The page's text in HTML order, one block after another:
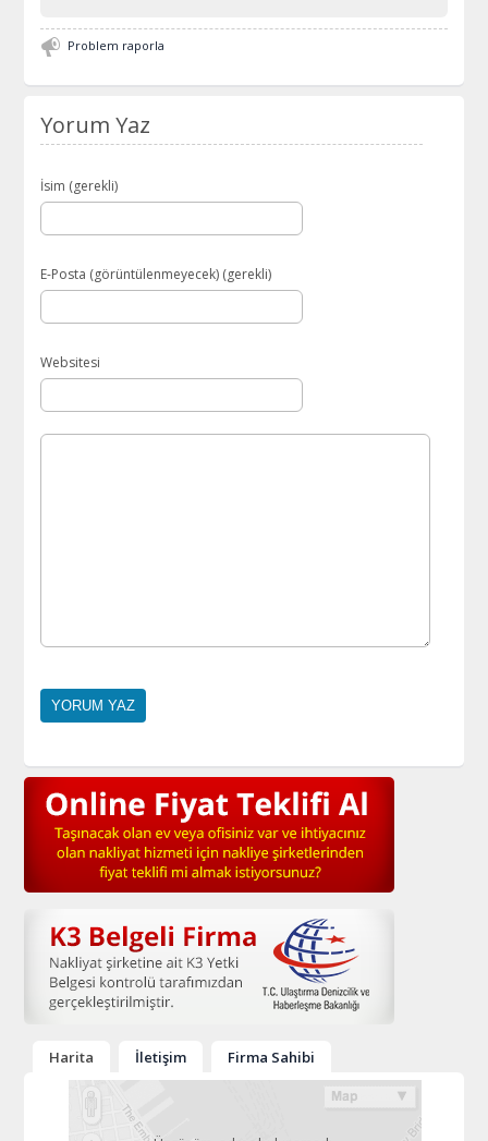
Problem raporla
Yorum Yaz
İsim (gerekli)
E-Posta (görüntülenmeyecek) (gerekli)
Websitesi
Harita İletişim Firma Sahibi